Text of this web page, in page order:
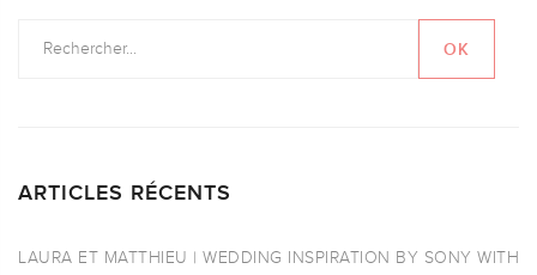
ARTICLES RÉCENTS
LAURA ET MATTHIEU | WEDDING INSPIRATION BY SONY WITH